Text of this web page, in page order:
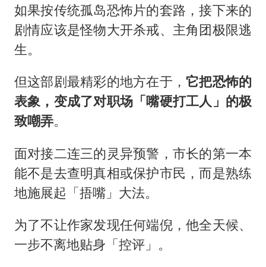
如果按传统孤岛恐怖片的套路，接下来的
剧情应该是怪物大开杀戒、主角团极限逃
生。
但这部剧最精彩的地方在于，它把恐怖的
表象，变成了对职场「嘴硬打工人」的极
致嘲弄。
面对接二连三的灵异预警，市长的第一本
能不是去查明真相或保护市民，而是熟练
地施展起「捂嘴」大法。
为了不让作家发现任何端倪，他全天候、
一步不离地贴身「控评」。